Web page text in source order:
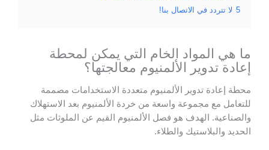
5 لا تتردد في الاتصال بنا!
ما هي المواد الخام التي يمكن لمحطة
إعادة تدوير الألمنيوم معالجتها؟
محطة إعادة تدوير الألمنيوم متعددة الاستخدامات مصممة
للتعامل مع مجموعة واسعة من خردة الألمنيوم بعد الاستهلاك
والصناعية. الهدف هو فصل الألمنيوم القيم عن الملوثات مثل
الحديد والبلاستيك والطلاء.